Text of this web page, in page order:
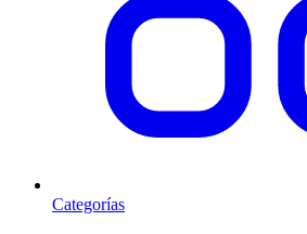
Categorías